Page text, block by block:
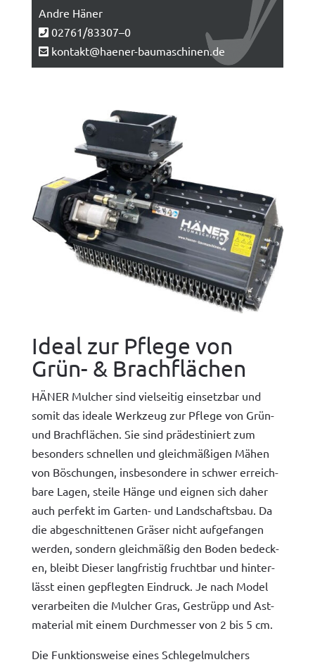
Andre Hän­er
02761/83307–0
kontakt@haener-baumaschinen.de
Ideal zur Pflege von
Grün- & Brachflächen
HÄNER Mulcher sind viel­seit­ig ein­set­zbar und
somit das ide­ale Werkzeug zur Pflege von Grün-
und Brach­flächen. Sie sind prädes­tiniert zum
beson­ders schnellen und gle­ich­mäßi­gen Mähen
von Böschun­gen, ins­beson­dere in schw­er erre­ich­
bare Lagen, steile Hänge und eignen sich daher
auch per­fekt im Garten- und Land­schafts­bau. Da
die abgeschnit­te­nen Gräs­er nicht aufge­fan­gen
wer­den, son­dern gle­ich­mäßig den Boden bedeck­
en, bleibt Dieser langfristig frucht­bar und hin­ter­
lässt einen gepflegten Ein­druck. Je nach Mod­el
ver­ar­beit­en die Mulcher Gras, Gestrüpp und Ast­
ma­te­r­i­al mit einem Durchmess­er von 2 bis 5 cm.
Die Funk­tion­sweise eines Schlegel­m­ulchers